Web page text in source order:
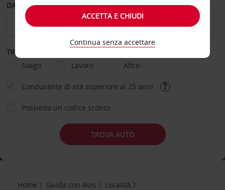
DAL GIORNO AL GIORNO
TIPOLOGIA DI NOLEGGIO
Svago
Lavoro Altro
Conducente di età superiore ai 25 anni
Possiedo un codice sconto
TROVA AUTO
Home Guida con Avis
Località
ACCETTA E CHIUDI
Continua senza accettare